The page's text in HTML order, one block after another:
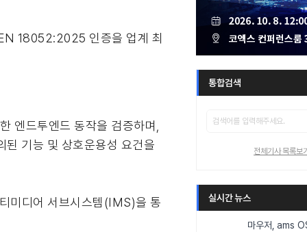
18052:2025 인증을 업계 최
엔드투엔드 동작을 검증하며,
기능 및 상호운용성 요건을
미디어 서브시스템(IMS)을 통
통합검색
전체기사 목록보
실시간 뉴스
마우저, ams